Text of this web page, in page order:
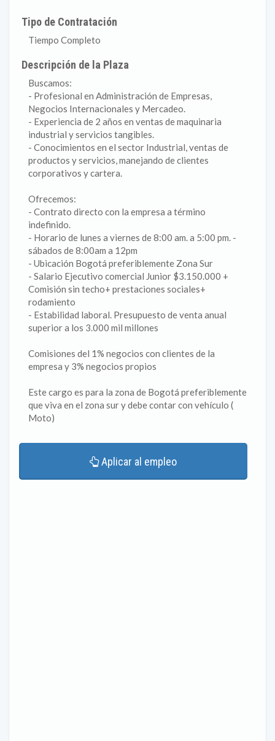
Tipo de Contratación
Tiempo Completo
Descripción de la Plaza
Buscamos:
- Profesional en Administración de Empresas,
Negocios Internacionales y Mercadeo.
- Experiencia de 2 años en ventas de maquinaria
industrial y servicios tangibles.
- Conocimientos en el sector Industrial, ventas de
productos y servicios, manejando de clientes
corporativos y cartera.
Ofrecemos:
- Contrato directo con la empresa a término
indefinido.
- Horario de lunes a viernes de 8:00 am. a 5:00 pm. -
sábados de 8:00am a 12pm
- Ubicación Bogotá preferiblemente Zona Sur
- Salario Ejecutivo comercial Junior $3.150.000 +
Comisión sin techo+ prestaciones sociales+
rodamiento
- Estabilidad laboral. Presupuesto de venta anual
superior a los 3.000 mil millones
Comisiones del 1% negocios con clientes de la
empresa y 3% negocios propios
Este cargo es para la zona de Bogotá preferiblemente
que viva en el zona sur y debe contar con vehículo (
Moto)
Aplicar al empleo